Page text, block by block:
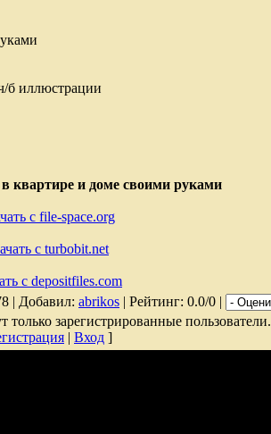
б иллюстрации
квартире и доме своими руками
с file-space.org
с turbobit.net
с depositfiles.com
| Добавил: abrikos | Рейтинг: 0.0/0 |
только зарегистрированные пользователи.
| Вход ]